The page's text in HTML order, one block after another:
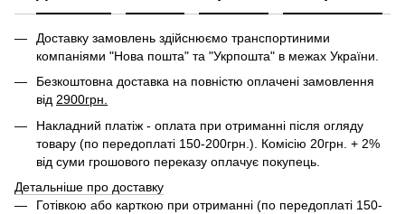
Доставку замовлень здійснюємо транспортиними
компаніями "Нова пошта" та "Укрпошта" в межах України.
Безкоштовна доставка на повністю оплачені замовлення
від 2900грн.
Накладний платіж - оплата при отриманні після огляду
товару (по передоплаті 150-200грн.). Комісію 20грн. + 2%
від суми грошового переказу оплачує покупець.
Детальніше про доставку
Готівкою або карткою при отриманні (по передоплаті 150-